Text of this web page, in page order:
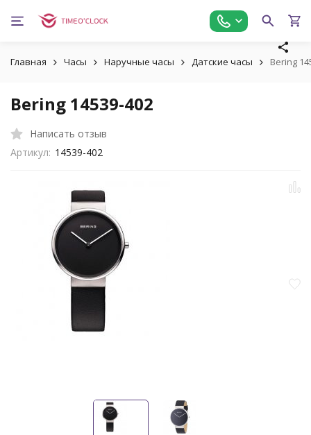
Главная Часы Наручные часы Датские часы Bering
Bering 14539-402
Написать отзыв
Артикул: 14539-402